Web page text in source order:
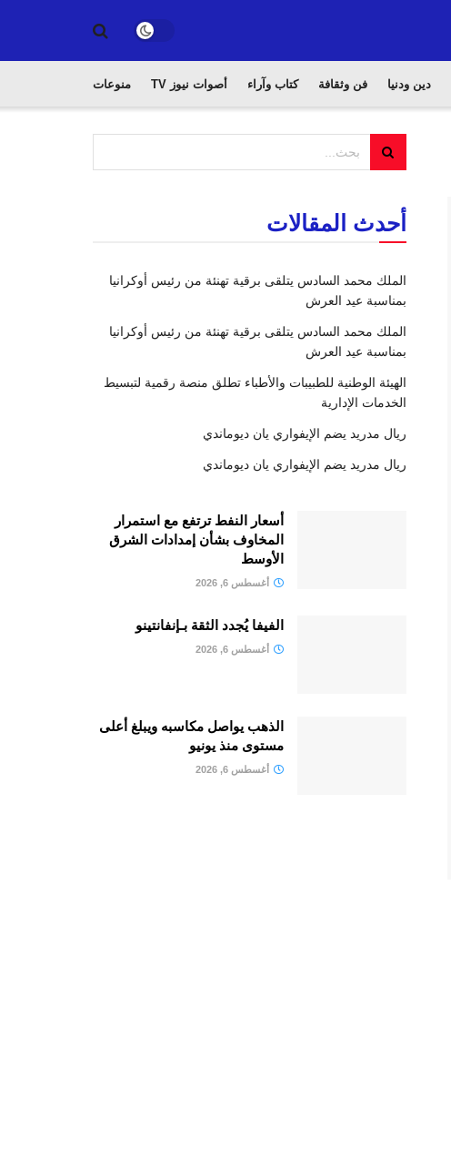
دين ودنيا فن وثقافة كتاب وآراء أصوات نيوز TV منوعات
أحدث المقالات
الملك محمد السادس يتلقى برقية تهنئة من رئيس أوكرانيا
بمناسبة عيد العرش
الملك محمد السادس يتلقى برقية تهنئة من رئيس أوكرانيا
بمناسبة عيد العرش
الهيئة الوطنية للطبيبات والأطباء تطلق منصة رقمية لتبسيط
الخدمات الإدارية
ريال مدريد يضم الإيفواري يان ديوماندي
ريال مدريد يضم الإيفواري يان ديوماندي
أسعار النفط ترتفع مع استمرار
المخاوف بشأن إمدادات الشرق
الأوسط
أغسطس 6, 2026
الفيفا يُجدد الثقة بـإنفانتينو
أغسطس 6, 2026
الذهب يواصل مكاسبه ويبلغ أعلى
مستوى منذ يونيو
أغسطس 6, 2026